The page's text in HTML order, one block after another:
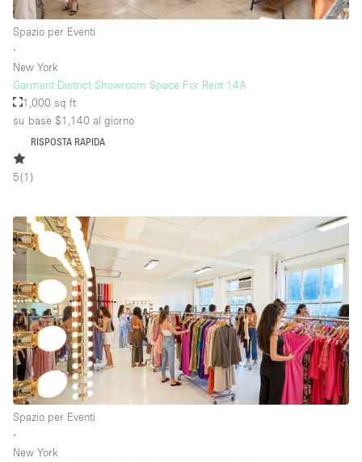
Spazio per Eventi
∙
New York
Garment District Showroom Space For Rent 14A
1,000 sq ft
su base $1,140 al giorno
RISPOSTA RAPIDA
5(1 )
Spazio per Eventi
∙
New York